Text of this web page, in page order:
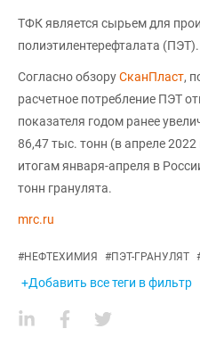
ТФК является сырьем для
полиэтилентерефталата (ПЭТ).
Согласно обзоруСканПласт,
расчетное потребление ПЭТ
показателя годом ранее
86,47 тыс. тонн (в апреле
итогам января-апреля в
тонн гранулята.
mrc.ru
#НЕФТЕХИМИЯ #ПЭТ-ГРАНУЛЯТ
+Добавить все теги в фильтр